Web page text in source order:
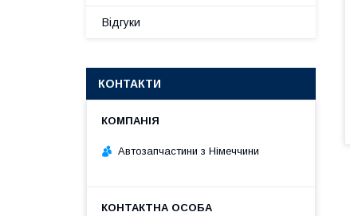
Відгуки
КОНТАКТИ
Автозапчастини з Німеччини